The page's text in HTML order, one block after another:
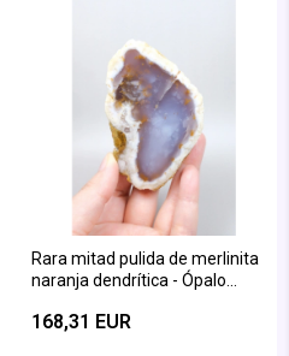
Rara mitad pulida de merlinita
naranja dendrítica - Ópalo
168,31 EUR